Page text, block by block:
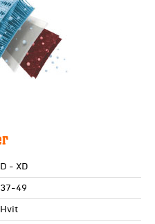
D - XD
37-49
Hvit